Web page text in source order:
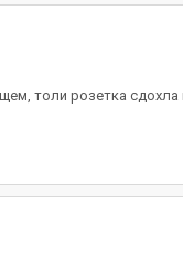
толи розетка сдохла